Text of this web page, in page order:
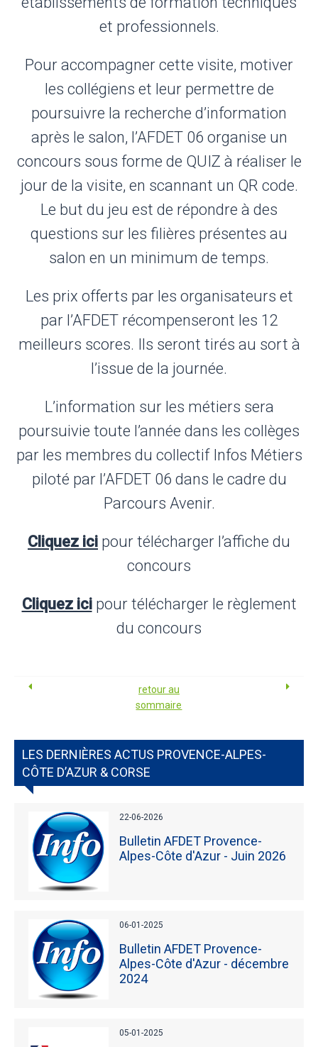
et professionnels.
Pour accompagner cette visite, motiver
les collégiens et leur permettre de
poursuivre la recherche d’information
après le salon, l’AFDET 06 organise un
concours sous forme de QUIZ à réaliser le
jour de la visite, en scannant un QR code.
Le but du jeu est de répondre à des
questions sur les filières présentes au
salon en un minimum de temps.
Les prix offerts par les organisateurs et
par l’AFDET récompenseront les 12
meilleurs scores. Ils seront tirés au sort à
l’issue de la journée.
L’information sur les métiers sera
poursuivie toute l’année dans les collèges
par les membres du collectif Infos Métiers
piloté par l’AFDET 06 dans le cadre du
Parcours Avenir.
Cliquez ici pour télécharger l’affiche du
concours
Cliquez icipour télécharger le règlement
du concours
retour au
sommaire
LES DERNIÈRES ACTUS PROVENCE-ALPES-
CÔTE D’AZUR & CORSE
22-06-2026
Bulletin AFDET Provence-
Alpes-Côte d'Azur - Juin 2026
06-01-2025
Bulletin AFDET Provence-
Alpes-Côte d'Azur - décembre
2024
05-01-2025